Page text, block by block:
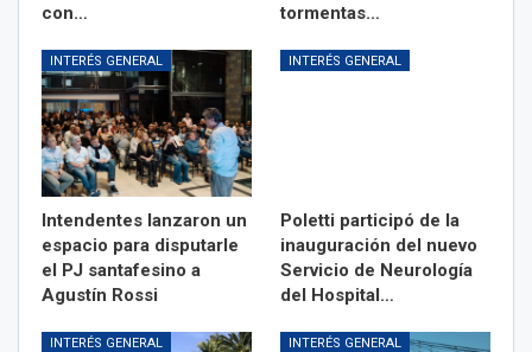
con…
tormentas…
INTERÉS GENERAL
Intendentes lanzaron un
espacio para disputarle
el PJ santafesino a
Agustín Rossi
INTERÉS GENERAL
Poletti participó de la
inauguración del nuevo
Servicio de Neurología
del Hospital…
INTERÉS GENERAL INTERÉS GENERAL